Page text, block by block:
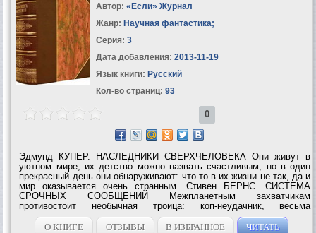
Автор: «Если» Журнал
Жанр: Научная фантастика;
Серия: 3
Дата добавления: 2013-11-19
Язык книги: Русский
Кол-во страниц: 93
0
Эдмунд КУПЕР. НАСЛЕДНИКИ СВЕРХЧЕЛОВЕКА Они живут в
уютном мире, их детство можно назвать счастливым, но в один
прекрасный день они обнаруживают: что-то в их жизни не так, да и
мир оказывается очень странным. Стивен БЕРНС. СИСТЕМА
СРОЧНЫХ СООБЩЕНИЙ Межпланетным захватчикам
противостоит необычная троица: коп-неудачник, весьма
колоритная негритянка и подросток-хакер. Анкл РИВЕР. ЧЕСТЬ
ВОИНА Новый Пигмалион: обитатели...
О КНИГЕ ОТЗЫВЫ В ИЗБРАННОЕ ЧИТАТЬ